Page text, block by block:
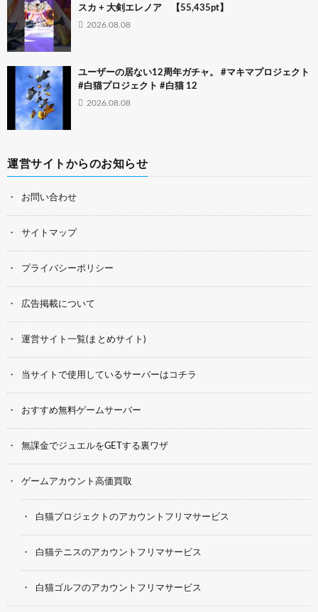
スカ + 大剣エレノア 【55,435pt】
2026.08.08
ユーザーの居ない12周年ガチャ。 #マキマプロジェクト
#白猫プロジェクト #白猫 12
2026.08.08
運営サイトからのお知らせ
お問い合わせ
サイトマップ
プライバシーポリシー
広告掲載について
運営サイト一覧(まとめサイト)
当サイトで使用しているサーバーはコチラ
おすすめ無料ゲームサーバー
無課金でジュエルをGETする裏ワザ
ゲームアカウント高価買取
白猫プロジェクトのアカウントフリマサービス
白猫テニスのアカウントフリマサービス
白猫ゴルフのアカウントフリマサービス